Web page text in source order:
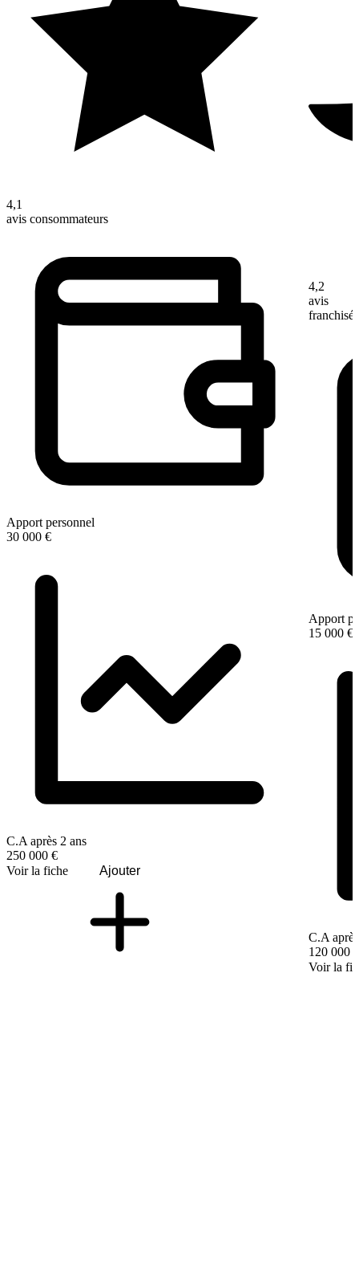
4,1
avis consommateurs
Apport personnel
30 000 €
C.A après 2 ans
250 000 €
Voir la fiche
Ajouter
4,2
avis
franchisé
Apport
15 000 €
C.A
120 000 €
Voir la